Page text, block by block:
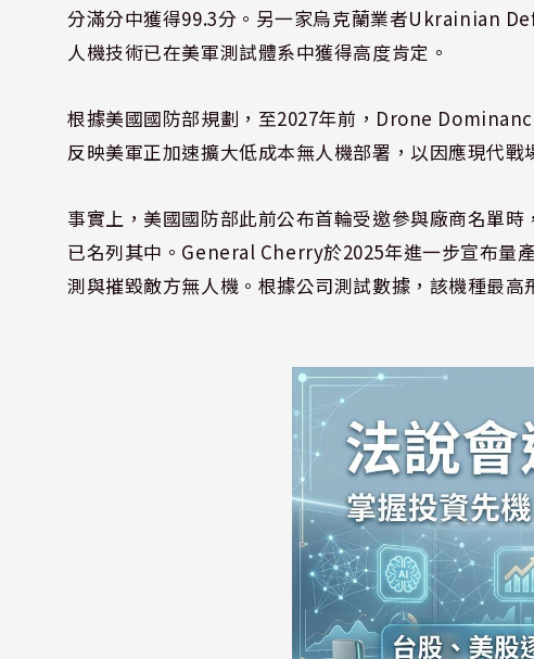
分滿分中獲得99.3分。另一家烏克蘭業者Ukrainian
人機技術已在美軍測試體系中獲得高度肯定。
根據美國國防部規劃，至2027年前，Drone
反映美軍正加速擴大低成本無人機部署，以因應現代戰
事實上，美國國防部此前公布首輪受邀參與廠商名
已名列其中。General Cherry於2025年進一步宣布量
測與摧毀敵方無人機。根據公司測試數據，該機種最高